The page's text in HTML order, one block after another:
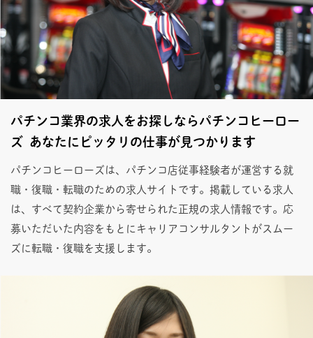
パチンコ業界の求人をお探しならパチンコヒーロー
ズ あなたにピッタリの仕事が見つかります
パチンコヒーローズは、パチンコ店従事経験者が運営する就
職・復職・転職のための求人サイトです。掲載している求人
は、すべて契約企業から寄せられた正規の求人情報です。応
募いただいた内容をもとにキャリアコンサルタントがスムー
ズに転職・復職を支援します。